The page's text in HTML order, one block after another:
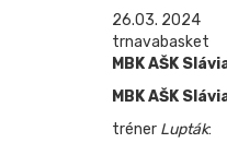
26.03. 2024
trnavabasket
MBK AŠK
MBK AŠK
tréner Lupták: